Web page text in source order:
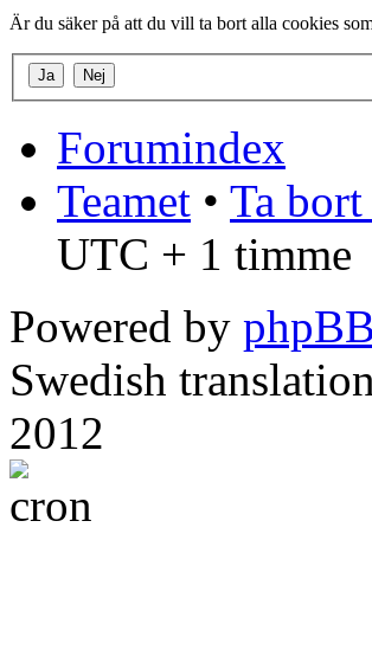
Är du säker på att du vill ta bort alla cookies
Forumindex
Teamet • Ta
UTC + 1 timme
Powered by phpBB
Swedish
2012